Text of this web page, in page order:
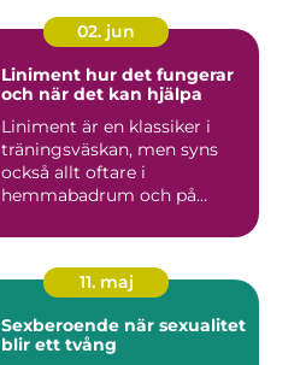
02. jun
Liniment hur det fungerar
och när det kan hjälpa
Liniment är en klassiker i
träningsväskan, men syns
också allt oftare i
hemmabadrum och på
11. maj
Sexberoende när sexualitet
blir ett tvång